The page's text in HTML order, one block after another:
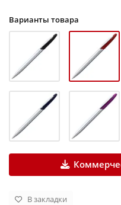
Варианты товара
В закладки